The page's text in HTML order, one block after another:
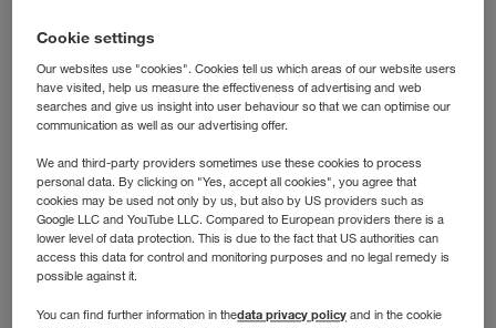
Expansionsgeist.
Im Sales Management bist du überall dort zur Stelle, wo
schnell und unkompliziert Raum gefragt ist. Du arbeitest
namhaften „Global Playern“. Und das im jeweiligen
Verkaufsgebiet innerhalb Polens und der Ukraine.
Cookie settings
Our websites use "cookies". Cookies tell us which areas of our website users
have visited, help us measure the effectiveness of advertising and web
searches and give us insight into user behaviour so that we can optimise our
communication as well as our advertising offer.
We and third-party providers sometimes use these cookies to process
personal data. By clicking on "Yes, accept all cookies", you agree that
cookies may be used not only by us, but also by US providers such as
Google LLC and YouTube LLC. Compared to European providers there is a
lower level of data protection. This is due to the fact that US authorities can
access this data for control and monitoring purposes and no legal remedy is
possible against it.
You can find further information in thedata privacy policy and in the cookie